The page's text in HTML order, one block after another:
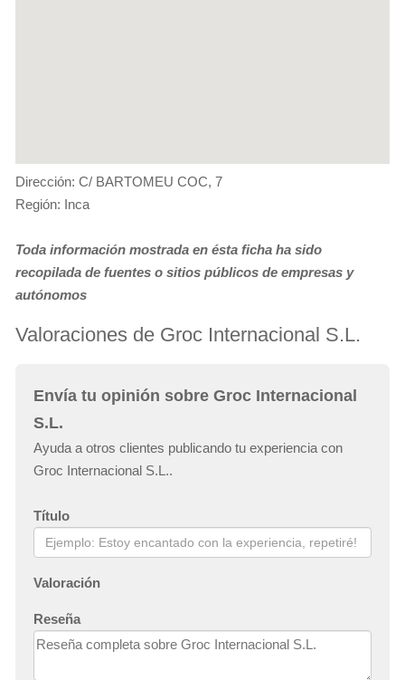
Dirección: C/ BARTOMEU COC, 7
Región: Inca
Toda información mostrada en ésta ficha ha sido
recopilada de fuentes o sitios públicos de empresas y
autónomos
Valoraciones de Groc Internacional S.L.
Envía tu opinión sobre Groc Internacional
S.L.
Ayuda a otros clientes publicando tu experiencia con
Groc Internacional S.L..
Título
Valoración
Reseña